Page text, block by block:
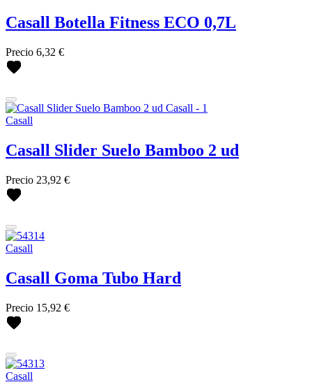
Casall Botella Fitness ECO 0,7L
Precio 6,32 €
Casall
Casall Slider Suelo Bamboo 2 ud
Precio 23,92 €
Casall
Casall Goma Tubo Hard
Precio 15,92 €
Casall